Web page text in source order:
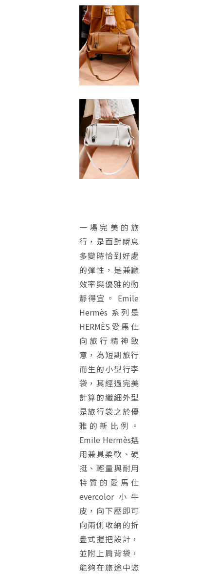
一場完美的旅
行，是面對瞬息
多變時恰到好處
的彈性，是兼顧
效率與優雅的動
靜得宜。 Emile
Hermès 系列是
HERMÈS愛馬仕
向旅行精神致
意，為短期旅行
而生的小型行李
袋，其經過完美
計算的纖細外型
是旅行袋之於優
雅的新比例。
Emile Hermès選
用兼具柔軟、硬
挺、輕量與耐用
特質的愛馬仕
evercolor小牛
皮，向下壓即可
向兩側收納的折
疊式握把設計，
並附上肩背袋，
能夠在旅途中恣